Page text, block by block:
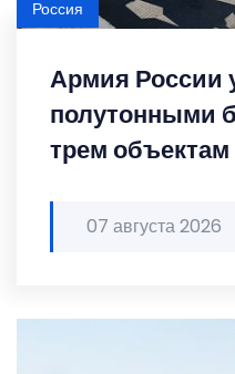
Армия России
полутонными
трем
07 августа 2026
Россия